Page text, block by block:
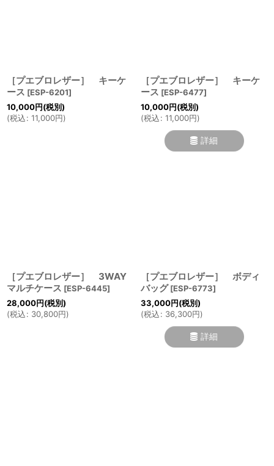
［プエブロレザー］ キーケ
ース [ESP-6201]
10,000円(税別)
(税込: 11,000円)
［プエブロレザー］ キーケ
ース [ESP-6477]
10,000円(税別)
(税込: 11,000円)
詳細
［プエブロレザー］ 3WAY
マルチケース [ESP-6445]
28,000円(税別)
(税込: 30,800円)
［プエブロレザー］ ボディ
バッグ [ESP-6773]
33,000円(税別)
(税込: 36,300円)
詳細